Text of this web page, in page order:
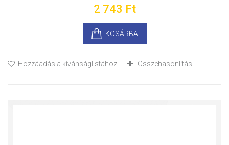
2 743 Ft‎
KOSÁRBA
Hozzáadás a kívánságlistához Összehasonlítás